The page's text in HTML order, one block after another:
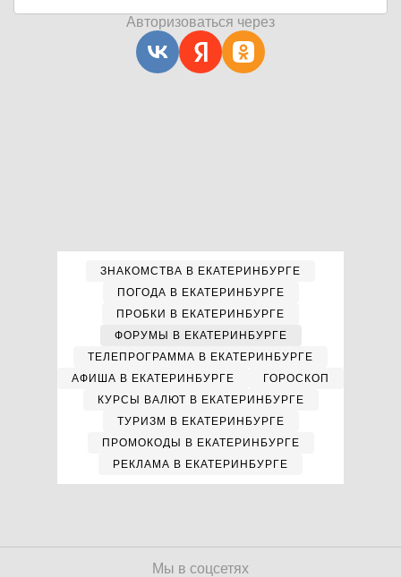
Авторизоваться через
ЗНАКОМСТВА В ЕКАТЕРИНБУРГЕ
ПОГОДА В ЕКАТЕРИНБУРГЕ
ПРОБКИ В ЕКАТЕРИНБУРГЕ
ФОРУМЫ В ЕКАТЕРИНБУРГЕ
ТЕЛЕПРОГРАММА В ЕКАТЕРИНБУРГЕ
АФИША В ЕКАТЕРИНБУРГЕ
ГОРОСКОП
КУРСЫ ВАЛЮТ В ЕКАТЕРИНБУРГЕ
ТУРИЗМ В ЕКАТЕРИНБУРГЕ
ПРОМОКОДЫ В ЕКАТЕРИНБУРГЕ
РЕКЛАМА В ЕКАТЕРИНБУРГЕ
Мы в соцсетях